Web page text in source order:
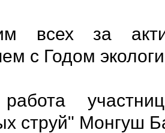
всех за
с Годом
струй" Монгуш